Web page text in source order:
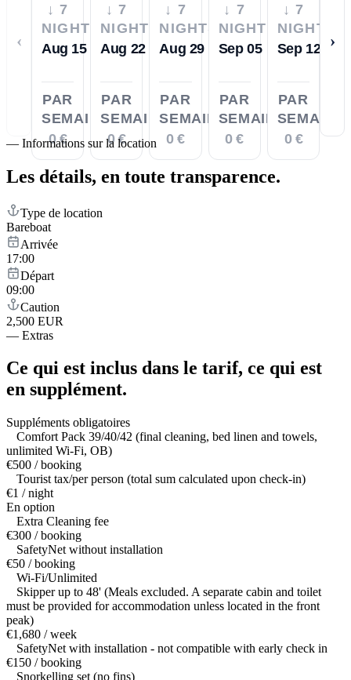
‹
↓ 7
NIGHTS
Aug 15
PAR
SEMAINE
0 €
↓ 7
NIGHTS
Aug 22
PAR
SEMAINE
0 €
↓ 7
NIGHTS
Aug 29
PAR
SEMAINE
0 €
↓ 7
NIGHTS
Sep 05
PAR
SEMAINE
0 €
↓ 7
NIGHTS
Sep 12
PAR
SEMAINE
0 €
›
— Informations sur la location
Les détails, en toute transparence.
Type de location
Bareboat
Arrivée
17:00
Départ
09:00
Caution
2,500 EUR
— Extras
Ce qui est inclus dans le tarif, ce qui est
en supplément.
Suppléments obligatoires
Comfort Pack 39/40/42 (final cleaning, bed linen and towels,
unlimited Wi-Fi, OB)
€500 / booking
Tourist tax/per person (total sum calculated upon check-in)
€1 / night
En option
Extra Cleaning fee
€300 / booking
SafetyNet without installation
€50 / booking
Wi-Fi/Unlimited
Skipper up to 48' (Meals excluded. A separate cabin and toilet
must be provided for accommodation unless located in the front
peak)
€1,680 / week
SafetyNet with installation - not compatible with early check in
€150 / booking
Snorkelling set (no fins)